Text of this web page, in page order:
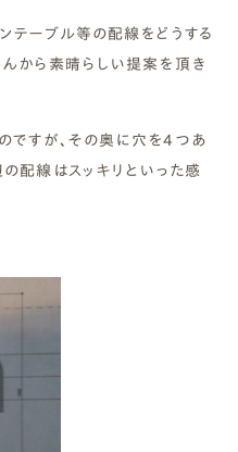
テーブル等の配線をどうする
から素晴らしい提案を頂き
ですが、その奥に穴を4つあ
配線はスッキリといった感